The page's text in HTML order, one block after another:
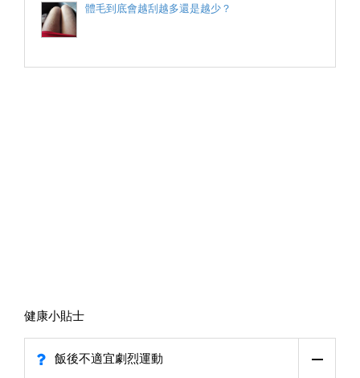
體毛到底會越刮越多還是越少？
健康小貼士
飯後不適宜劇烈運動